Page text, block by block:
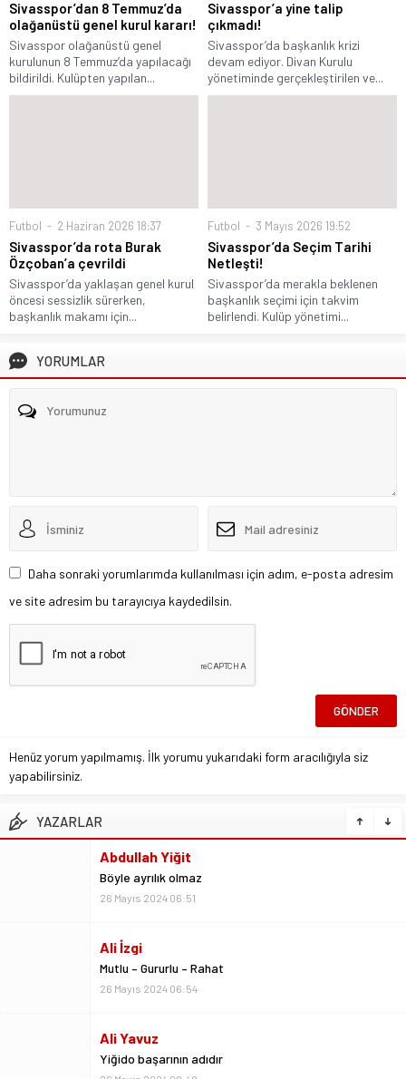
Sivasspor’dan 8 Temmuz’da
olağanüstü genel kurul kararı!
Sivasspor olağanüstü genel
kurulunun 8 Temmuz’da yapılacağı
bildirildi. Kulüpten yapılan...
Sivasspor’a yine talip
çıkmadı!
Sivasspor’da başkanlık krizi
devam ediyor. Divan Kurulu
yönetiminde gerçekleştirilen ve...
Futbol 2 Haziran 2026 18:37
Sivasspor’da rota Burak
Özçoban’a çevrildi
Sivasspor’da yaklaşan genel kurul
öncesi sessizlik sürerken,
başkanlık makamı için...
Futbol 3 Mayıs 2026 19:52
Sivasspor’da Seçim Tarihi
Netleşti!
Sivasspor’da merakla beklenen
başkanlık seçimi için takvim
belirlendi. Kulüp yönetimi...
YORUMLAR
Daha sonraki yorumlarımda kullanılması için adım, e-posta adresim
ve site adresim bu tarayıcıya kaydedilsin.
Henüz yorum yapılmamış. İlk yorumu yukarıdaki form aracılığıyla siz
yapabilirsiniz.
YAZARLAR
Ali İzgi
Mutlu – Gururlu – Rahat
26 Mayıs 2024 06:54
Ali Yavuz
Yiğido başarının adıdır
26 Mayıs 2024 09:48
Kemal Çağlayan
Sivas Olay ve 50 Hafta